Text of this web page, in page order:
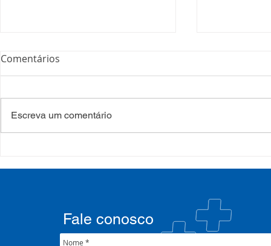
formação sobre saúde
crise climática
SETEC,
CIB/RS
Comentários
Escreva um comentário
Fale conosco